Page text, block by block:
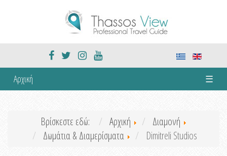
Αρχική ☰
Βρίσκεστε εδώ: Αρχική
Διαμονή
Δωμάτια & Διαμερίσματα
Dimitreli Studios